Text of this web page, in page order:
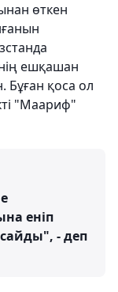
өткен
ешқашан
Бұған қоса ол
"Маариф"
еніп
- деп